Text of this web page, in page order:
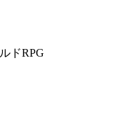
ドRPG